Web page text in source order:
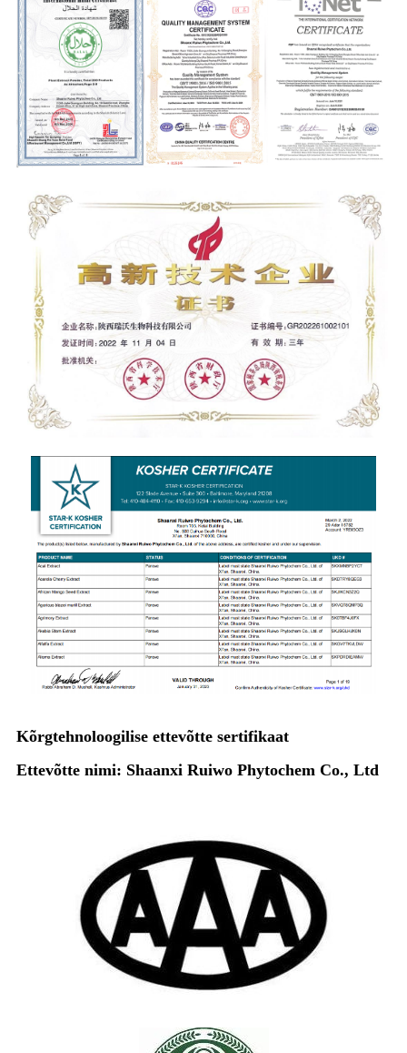
Kõrgtehnoloogilise ettevõtte sertifikaat
Ettevõtte nimi: Shaanxi Ruiwo Phytochem Co., Ltd